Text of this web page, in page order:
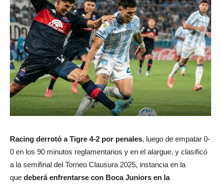
Racing derrotó a Tigre 4-2 por penales, luego de empatar 0-
0 en los 90 minutos reglamentarios y en el alargue, y clasificó
a la semifinal del Torneo Clausura 2025, instancia en la
que deberá enfrentarse con Boca Juniors en la